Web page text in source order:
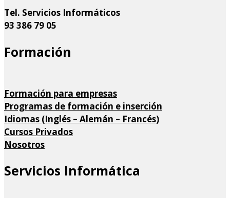
Tel. Servicios Informáticos
93 386 79 05
Formación
Formación para empresas
Programas de formación e inserción
Idiomas (Inglés – Alemán – Francés)
Cursos Privados
Nosotros
Servicios Informática